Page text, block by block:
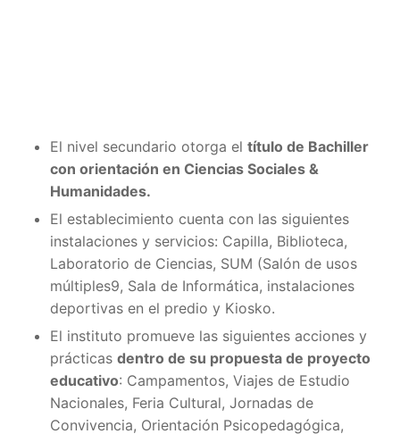
El nivel secundario otorga el título de Bachiller
con orientación en Ciencias Sociales &
Humanidades.
El establecimiento cuenta con las siguientes
instalaciones y servicios: Capilla, Biblioteca,
Laboratorio de Ciencias, SUM (Salón de usos
múltiples9, Sala de Informática, instalaciones
deportivas en el predio y Kiosko.
El instituto promueve las siguientes acciones y
prácticas dentro de su propuesta de proyecto
educativo: Campamentos, Viajes de Estudio
Nacionales, Feria Cultural, Jornadas de
Convivencia, Orientación Psicopedagógica,